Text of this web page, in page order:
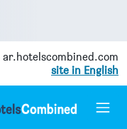
ar.hotelscombined.com
site in English